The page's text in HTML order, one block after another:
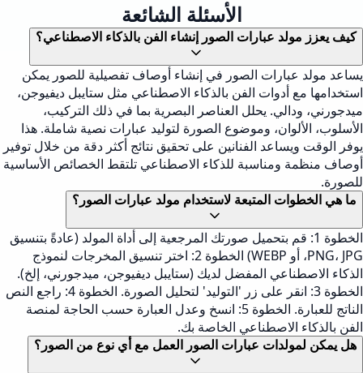
الأسئلة الشائعة
كيف يعزز مولد عبارات الصور إنشاء الفن بالذكاء الاصطناعي؟
يساعد مولد عبارات الصور في إنشاء أوصاف تفصيلية للصور يمكن
استخدامها مع أدوات الفن بالذكاء الاصطناعي مثل ستايبل ديفيوجن،
ميدجورني، ودالي. يحلل العناصر البصرية بما في ذلك التركيب،
الأسلوب، الألوان، وموضوع الصورة لتوليد عبارات نصية شاملة. هذا
يوفر الوقت ويساعد الفنانين على تحقيق نتائج أكثر دقة من خلال توفير
أوصاف منظمة ومناسبة للذكاء الاصطناعي تلتقط الخصائص الأساسية
للصورة.
ما هي الخطوات المتبعة لاستخدام مولد عبارات الصور؟
الخطوة 1: قم بتحميل صورتك المرجعية إلى أداة المولد (عادةً بتنسيق
PNG، JPG، أو WEBP) الخطوة 2: اختر تنسيق المخرجات لنموذج
الذكاء الاصطناعي المفضل لديك (ستايبل ديفيوجن، ميدجورني، إلخ).
الخطوة 3: انقر على زر 'التوليد' لتحليل الصورة. الخطوة 4: راجع النص
الناتج للعبارة. الخطوة 5: انسخ وعدل العبارة حسب الحاجة لمنصة
الفن بالذكاء الاصطناعي الخاصة بك.
هل يمكن لمولدات عبارات الصور العمل مع أي نوع من الصور؟